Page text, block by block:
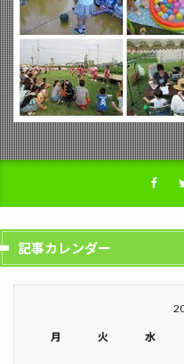
記事カレンダー
月 火 水